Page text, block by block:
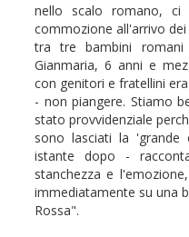
nello scalo romano, ci
commozione all'arrivo
tra tre bambini
Gianmaria, 6 anni e
con genitori e fratellini
- non piangere. Stiamo
stato provvidenziale
sono lasciati la 'grande
istante dopo -
stanchezza e
immediatamente su una
Rossa".